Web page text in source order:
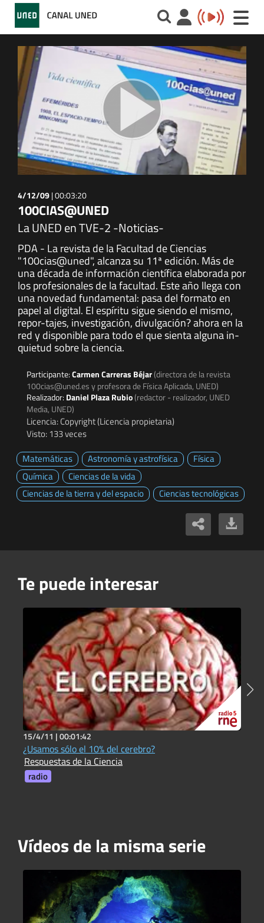
Toggle
4/12/09|00:03:20
100CIAS@UNED
La UNED en TVE-2 -Noticias-
PDA - La revista de la Facultad de Ciencias
"100cias@uned", alcanza su 11ª edición. Más de
una década de información científica elaborada por
los profesionales de la facultad. Este año llega con
una novedad fundamental: pasa del formato en
papel al digital. El espíritu sigue siendo el mismo,
repor-tajes, investigación, divulgación? ahora en la
red y disponible para todo el que sienta alguna in-
quietud sobre la ciencia.
Participante:Carmen Carreras Béjar(directora de la revista
100cias@uned.es y profesora de Física Aplicada, UNED)
Realizador: Daniel Plaza Rubio(redactor - realizador, UNED
Media, UNED)
Licencia: Copyright (Licencia propietaria)
Visto: 133 veces
Matemáticas
Astronomía y astrofísica
Física
Química
Ciencias de la vida
Ciencias de la tierra y del espacio
Ciencias tecnológicas
Te puede interesar
15/4/11 |00:01:42
¿Usamos sólo el 10% del cerebro?
Respuestas de la Ciencia
radio
Vídeos de la misma serie